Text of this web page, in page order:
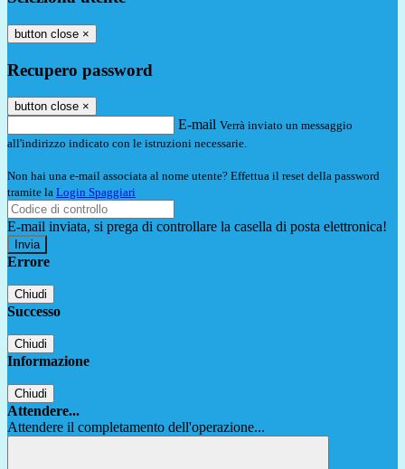
button close ×
Recupero password
button close ×
E-mail Verrà inviato un messaggio
all'indirizzo indicato con le istruzioni necessarie.
Non hai una e-mail associata al nome utente? Effettua il reset della password
tramite la Login Spaggiari
E-mail inviata, si prega di controllare la casella di posta elettronica!
Errore
Chiudi
Successo
Chiudi
Informazione
Chiudi
Attendere...
Attendere il completamento dell'operazione...